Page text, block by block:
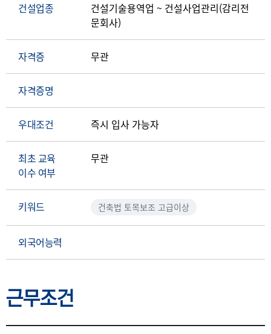
건설업종
건설기술용역업 ~ 건설사업관리(감리전
문회사)
자격증 무관
자격증명
우대조건 즉시 입사 가능자
최초 교육
이수 여부
무관
키워드 건축법 토목보조 고급이상
외국어능력
근무조건